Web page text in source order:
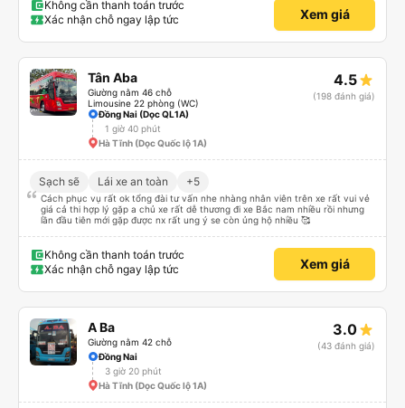
Không cần thanh toán trước
Xác nhận chỗ ngay lập tức
Xem giá
Tân Aba
Giường nằm 46 chỗ
Limousine 22 phòng (WC)
4.5
(198 đánh giá)
Đồng Nai (Dọc QL1A)
1 giờ 40 phút
Hà Tĩnh (Dọc Quốc lộ 1A)
Sạch sẽ Lái xe an toàn +5
Cách phục vụ rất ok tổng đài tư vấn nhe nhàng nhân viên trên xe rất vui vẻ
giá cả thi hợp lý gặp a chủ xe rất dễ thương đi xe Bắc nam nhiều rồi nhưng
lần đầu tiên mới gặp được nx rất ung ý se còn ủng hộ nhiều 🥰
Không cần thanh toán trước
Xác nhận chỗ ngay lập tức
Xem giá
A Ba
Giường nằm 42 chỗ
3.0
(43 đánh giá)
Đồng Nai
3 giờ 20 phút
Hà Tĩnh (Dọc Quốc lộ 1A)